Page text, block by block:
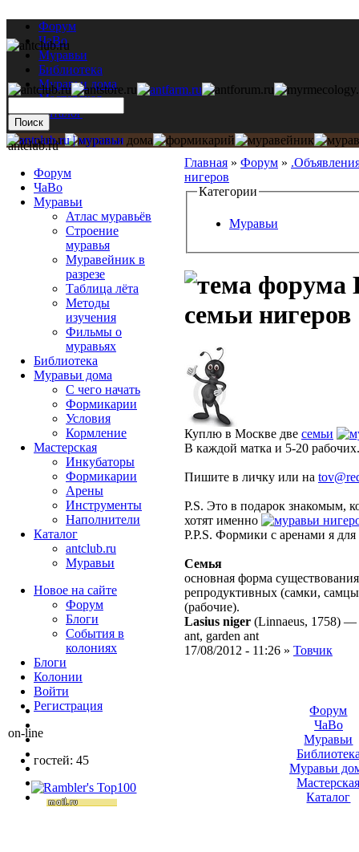
Форум
ЧаВо
Муравьи
Библиотека
Муравьи дома
Мастерская
Каталог
Главная » Форум »
нигеров
Категории
Муравьи
семьи нигеров
Куплю в Москве две семьи
В каждой матка и 5-20 рабочих.
Пишите в личку или на
P.S. Это в подарок знакомым,
хотят именно
P.P.S. Формики с аренами я
Семья
основная форма
репродуктивных (самки,
(рабочие).
Lasius niger (Linnaeus, 1758) —
ant, garden ant
17/08/2012 - 11:26 » Товчик
antclub.ru
Форум
ЧаВо
Муравьи
Атлас муравьёв
Строение
муравья
Муравейник в
разрезе
Таблица лёта
Методы
изучения
Фильмы о
муравьях
Библиотека
Муравьи дома
С чего начать
Формикарии
Условия
Кормление
Мастерская
Инкубаторы
Формикарии
Арены
Инструменты
Наполнители
Каталог
antclub.ru
Муравьи
Новое на сайте
Форум
Блоги
События в
колониях
Блоги
Колонии
Войти
Peгиcтpaция
on-line
гостей: 45
Форум
ЧаВо
Муравьи
Муравьи
Каталог